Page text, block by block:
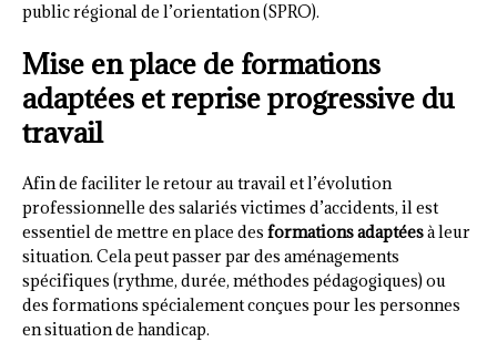
public régional de l’orientation (SPRO).
Mise en place de formations
adaptées et reprise progressive du
travail
Afin de faciliter le retour au travail et l’évolution
professionnelle des salariés victimes d’accidents, il est
essentiel de mettre en place des formations adaptéesà leur
situation. Cela peut passer par des aménagements
spécifiques (rythme, durée, méthodes pédagogiques) ou
des formations spécialement conçues pour les personnes
en situation de handicap.